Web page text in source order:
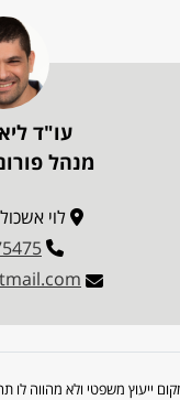
עו"ד
מנהל
לוי אשכול 31, רחובות
ייעוץ משפטי ולא מהווה